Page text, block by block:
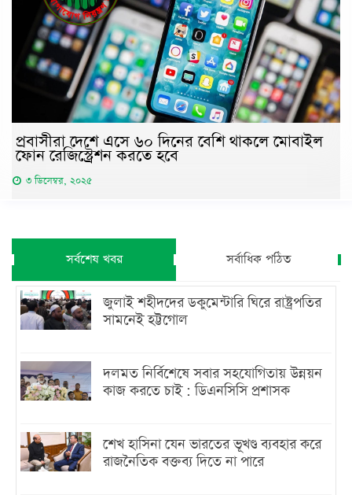
প্রবাসীরা দেশে এসে ৬০ দিনের বেশি থাকলে মোবাইল
ফোন রেজিস্ট্রেশন করতে হবে
৩ ডিসেম্বর, ২০২৫
সর্বশেষ খবর সর্বাধিক পঠিত
জুলাই শহীদদের ডকুমেন্টারি ঘিরে রাষ্ট্রপতির
সামনেই হট্টগোল
দলমত নির্বিশেষে সবার সহযোগিতায় উন্নয়ন
কাজ করতে চাই : ডিএনসিসি প্রশাসক
শেখ হাসিনা যেন ভারতের ভূখণ্ড ব্যবহার করে
রাজনৈতিক বক্তব্য দিতে না পারে